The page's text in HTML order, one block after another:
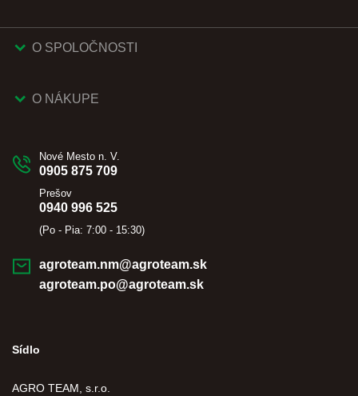
O SPOLOČNOSTI
O NÁKUPE
Nové Mesto n. V.
0905 875 709
Prešov
0940 996 525
(Po - Pia: 7:00 - 15:30)
agroteam.nm@agroteam.sk
agroteam.po@agroteam.sk
Sídlo
AGRO TEAM, s.r.o.